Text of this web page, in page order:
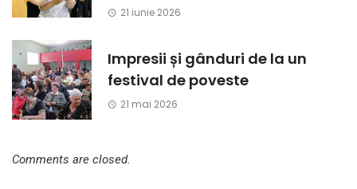
21 iunie 2026
Impresii și gânduri de la un
festival de poveste
21 mai 2026
Comments are closed.